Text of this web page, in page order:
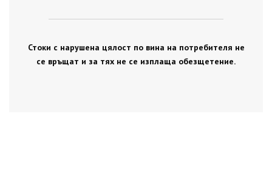
Стоки с нарушена цялост по вина на потребителя не
се връщат и за тях не се изплаща обезщетение.